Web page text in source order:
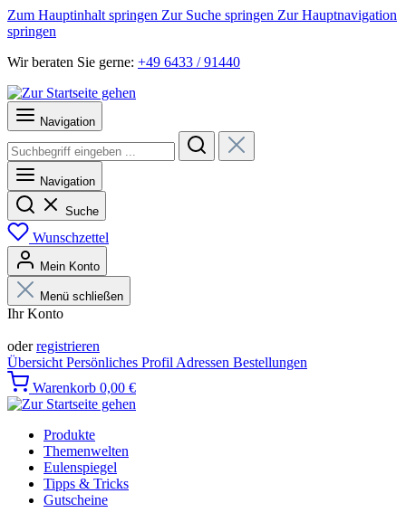
Zum Hauptinhalt springen Zur Suche springen Zur Hauptnavigation
springen
Wir beraten Sie gerne: +49 6433 / 91440
Navigation
Navigation
Suche
Wunschzettel
Mein Konto
Menü schließen
Ihr Konto
oderregistrieren
Übersicht Persönliches Profil Adressen Bestellungen
Warenkorb 0,00 €
Produkte
Themenwelten
Eulenspiegel
Tipps & Tricks
Gutscheine